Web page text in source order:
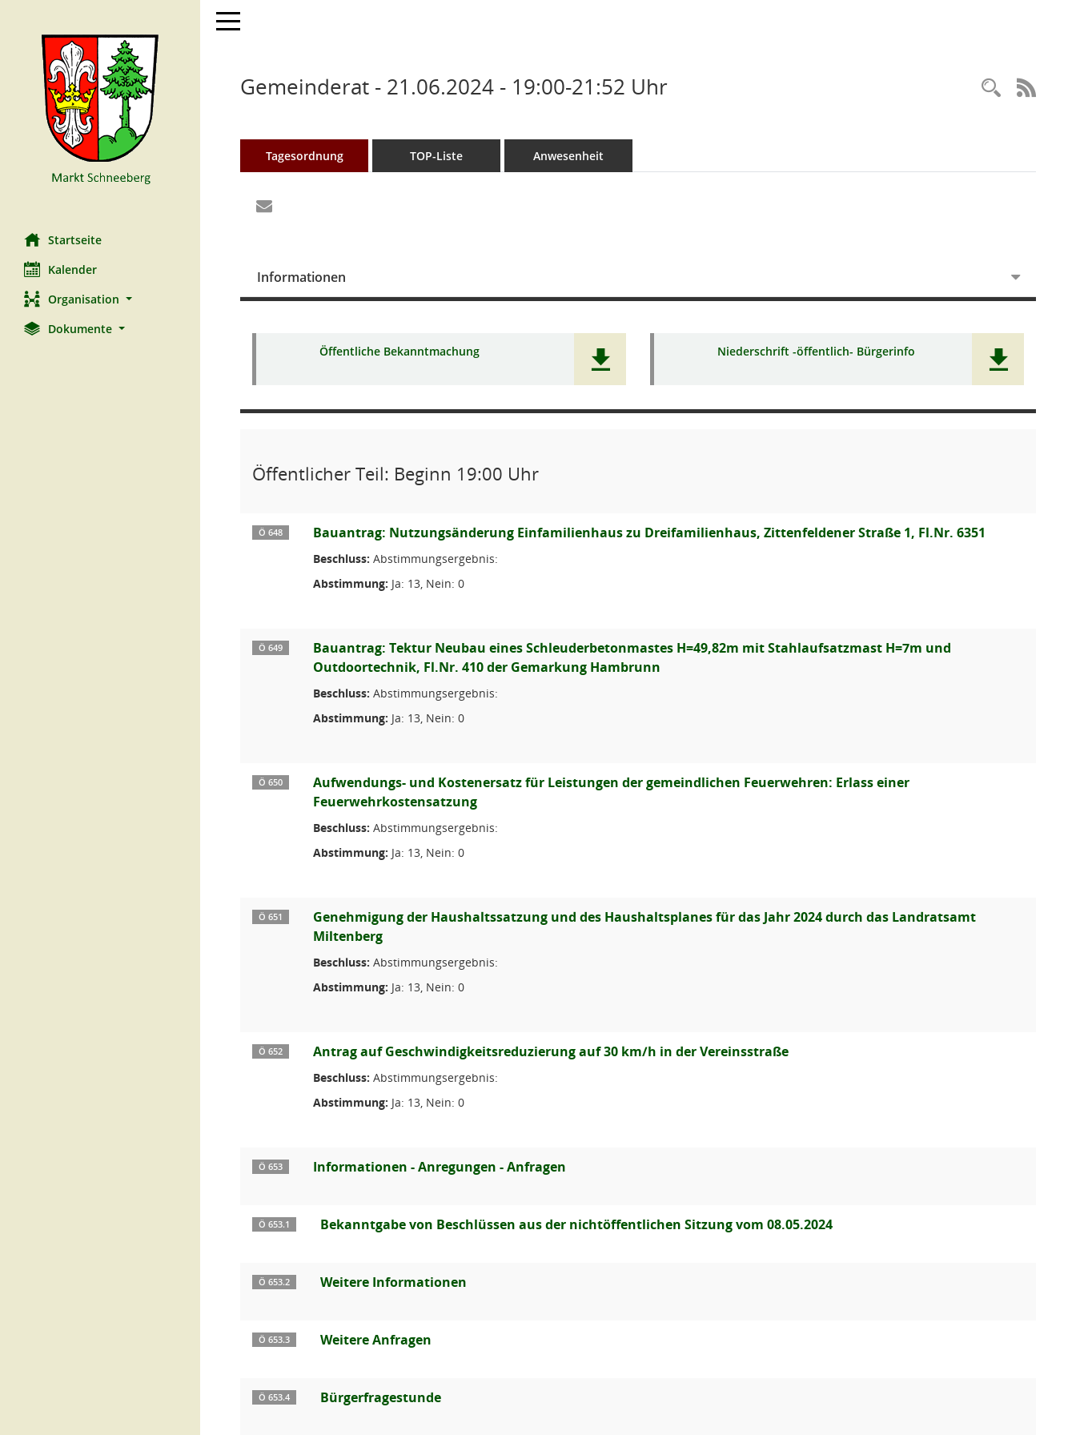
Startseite
Kalender
Organisation
Dokumente
Toggle navigation
Gemeinderat - 21.06.2024 - 19:00-21:52 Uhr
Tagesordnung TOP-Liste Anwesenheit
Informationen
Öffentliche Bekanntmachung Niederschrift -öffentlich- Bürgerinfo
Öffentlicher Teil: Beginn 19:00 Uhr
Ö 648 Bauantrag: Nutzungsänderung Einfamilienhaus zu Dreifamilienhaus, Zittenfeldener Straße 1, Fl.Nr. 6351
Beschluss: Abstimmungsergebnis:
Abstimmung: Ja: 13, Nein: 0
Ö 649
Bauantrag: Tektur Neubau eines Schleuderbetonmastes H=49,82m mit Stahlaufsatzmast H=7m und
Outdoortechnik, Fl.Nr. 410 der Gemarkung Hambrunn
Beschluss: Abstimmungsergebnis:
Abstimmung: Ja: 13, Nein: 0
Ö 650
Aufwendungs- und Kostenersatz für Leistungen der gemeindlichen Feuerwehren: Erlass einer
Feuerwehrkostensatzung
Beschluss: Abstimmungsergebnis:
Abstimmung: Ja: 13, Nein: 0
Ö 651
Genehmigung der Haushaltssatzung und des Haushaltsplanes für das Jahr 2024 durch das Landratsamt
Miltenberg
Beschluss: Abstimmungsergebnis:
Abstimmung: Ja: 13, Nein: 0
Ö 652 Antrag auf Geschwindigkeitsreduzierung auf 30 km/h in der Vereinsstraße
Beschluss: Abstimmungsergebnis:
Abstimmung: Ja: 13, Nein: 0
Ö 653 Informationen - Anregungen - Anfragen
Ö 653.1 Bekanntgabe von Beschlüssen aus der nichtöffentlichen Sitzung vom 08.05.2024
Ö 653.2 Weitere Informationen
Ö 653.3 Weitere Anfragen
Ö 653.4 Bürgerfragestunde